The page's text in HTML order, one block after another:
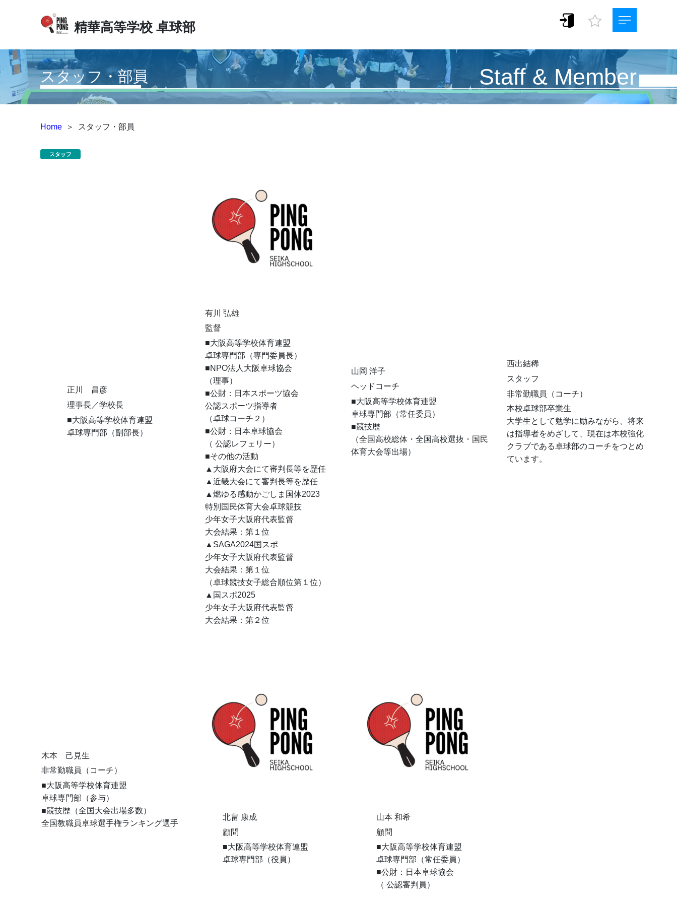
精華高等学校 卓球部
スタッフ・部員 Staff & Member
Home ＞ スタッフ・部員
スタッフ
正川 昌彦
理事長／学校長
■大阪高等学校体育連盟
卓球専門部（副部長）
有川 弘雄
監督
■大阪高等学校体育連盟
卓球専門部（専門委員長）
■NPO法人大阪卓球協会
（理事）
■公財：日本スポーツ協会
公認スポーツ指導者
（卓球コーチ２）
■公財：日本卓球協会
（ 公認レフェリー）
■その他の活動
▲大阪府大会にて審判長等を歴任
▲近畿大会にて審判長等を歴任
▲燃ゆる感動かごしま国体2023
特別国民体育大会卓球競技
少年女子大阪府代表監督
大会結果：第１位
▲SAGA2024国スポ
少年女子大阪府代表監督
大会結果：第１位
（卓球競技女子総合順位第１位）
▲国スポ2025
少年女子大阪府代表監督
大会結果：第２位
山岡 洋子
ヘッドコーチ
■大阪高等学校体育連盟
卓球専門部（常任委員）
■競技歴
（全国高校総体・全国高校選抜・国民
体育大会等出場）
西出結稀
スタッフ
非常勤職員（コーチ）
本校卓球部卒業生
大学生として勉学に励みながら、将来
は指導者をめざして、現在は本校強化
クラブである卓球部のコーチをつとめ
ています。
木本 己見生
非常勤職員（コーチ）
■大阪高等学校体育連盟
卓球専門部（参与）
■競技歴（全国大会出場多数）
全国教職員卓球選手権ランキング選手
北畠 康成
顧問
■大阪高等学校体育連盟
卓球専門部（役員）
山本 和希
顧問
■大阪高等学校体育連盟
卓球専門部（常任委員）
■公財：日本卓球協会
（ 公認審判員）